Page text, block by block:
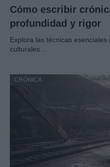
Cómo escribir
profundidad y rigor
Explora las técnicas
culturales…
CRÓNICA